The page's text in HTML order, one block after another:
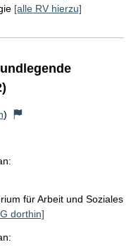
[alle RV hierzu]
)
für Arbeit und Soziales
dorthin]